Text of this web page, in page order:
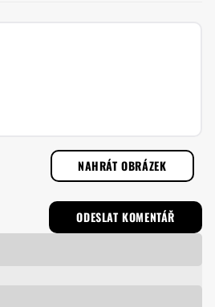
NAHRÁT OBRÁZEK